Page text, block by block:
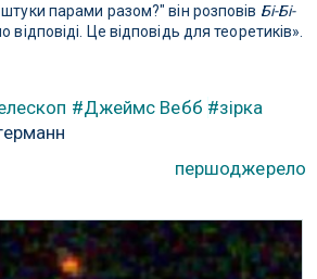
парами разом?" він розповів Бі-Бі-
відповіді. Це відповідь для теоретиків».
#Джеймс Вебб #зірка
першоджерело